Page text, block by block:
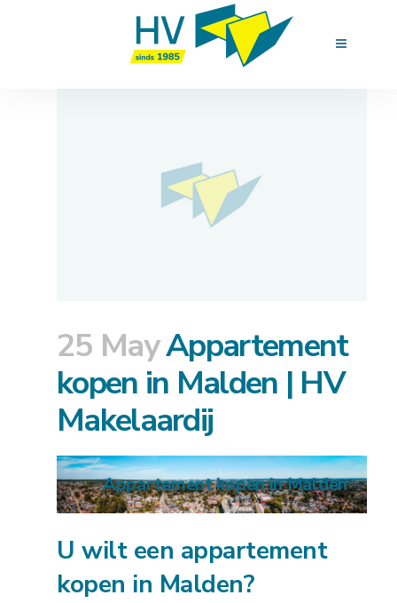
25 MayAppartement
kopen in Malden | HV
Makelaardij
Appartement kopen in Malden
U wilt een appartement
kopen in Malden?